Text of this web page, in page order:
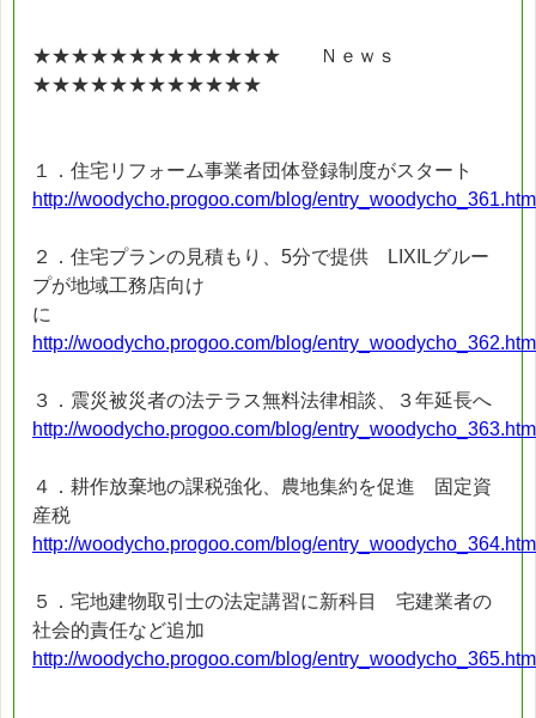
★★★★★★★★★★★★★ Ｎｅｗｓ
★★★★★★★★★★★★
１．住宅リフォーム事業者団体登録制度がスタート
http://woodycho.progoo.com/blog/
２．住宅プランの見積もり、5分で提供 LIXILグルー
プが地域工務店向け
に
http://woodycho.progoo.com/blog/
３．震災被災者の法テラス無料法律相談、３年延長へ
http://woodycho.progoo.com/blog/
４．耕作放棄地の課税強化、農地集約を促進 固定資
産税
http://woodycho.progoo.com/blog/
５．宅地建物取引士の法定講習に新科目 宅建業者の
社会的責任など追加
http://woodycho.progoo.com/blog/